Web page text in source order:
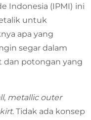
Indonesia (IPMI) ini
untuk
apa yang
segar dalam
dan potongan yang
, metallic outer
Tidak ada konsep